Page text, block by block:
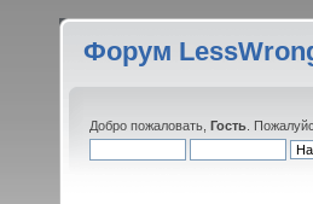
Форум
Добро пожаловать, Гость .